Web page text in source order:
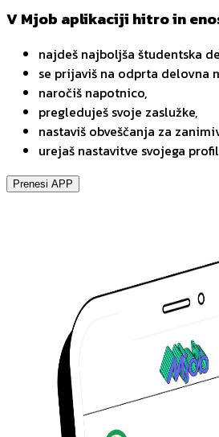
V Mjob aplikaciji hitro in
najdeš najboljša študentska
se prijaviš na odprta delovna
naročiš napotnico,
pregleduješ svoje zaslužke,
nastaviš obveščanja za
urejaš nastavitve svojega
Prenesi APP